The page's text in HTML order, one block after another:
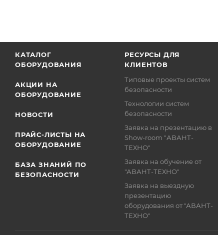
КАТАЛОГ
ОБОРУДОВАНИЯ
АКЦИИ НА
ОБОРУДОВАНИЕ
НОВОСТИ
ПРАЙС-ЛИСТЫ НА
ОБОРУДОВАНИЕ
БАЗА ЗНАНИЙ ПО
БЕЗОПАСНОСТИ
РЕСУРСЫ ДЛЯ
КЛИЕНТОВ
Типовые проекты систем
безопасности
Технологии систем
безопасности
Заявка на презентацию в
Show-room "АВАНТ-
ТЕХНО"
Заявка на обучение от
"АВАНТ-ТЕХНО"
Заявка на выездную
презентацию
оборудования от "АВАНТ-
ТЕХНО"